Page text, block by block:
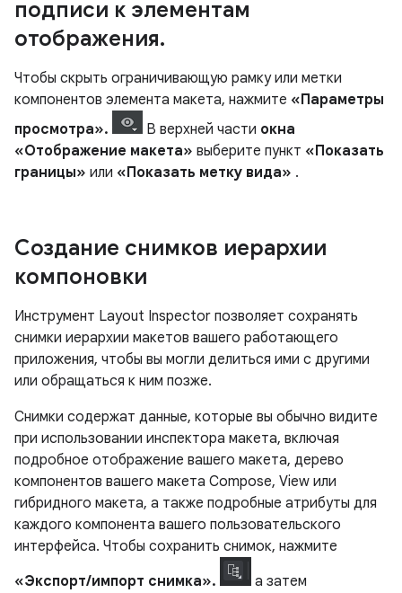
подписи к элементам
отображения.
Чтобы скрыть ограничивающую рамку или метки
компонентов элемента макета, нажмите «Параметры
просмотра».
В верхней части окна
«Отображение макета» выберите пункт «Показать
границы» или «Показать метку вида» .
Создание снимков иерархии
компоновки
Инструмент Layout Inspector позволяет сохранять
снимки иерархии макетов вашего работающего
приложения, чтобы вы могли делиться ими с другими
или обращаться к ним позже.
Снимки содержат данные, которые вы обычно видите
при использовании инспектора макета, включая
подробное отображение вашего макета, дерево
компонентов вашего макета Compose, View или
гибридного макета, а также подробные атрибуты для
каждого компонента вашего пользовательского
интерфейса. Чтобы сохранить снимок, нажмите
«Экспорт/импорт снимка».
а затем